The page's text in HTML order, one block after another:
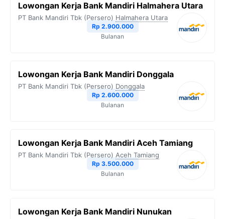
Lowongan Kerja Bank Mandiri Halmahera Utara
PT Bank Mandiri Tbk (Persero) Halmahera Utara
Rp 2.900.000
Bulanan
Lowongan Kerja Bank Mandiri Donggala
PT Bank Mandiri Tbk (Persero) Donggala
Rp 2.600.000
Bulanan
Lowongan Kerja Bank Mandiri Aceh Tamiang
PT Bank Mandiri Tbk (Persero) Aceh Tamiang
Rp 3.500.000
Bulanan
Lowongan Kerja Bank Mandiri Nunukan